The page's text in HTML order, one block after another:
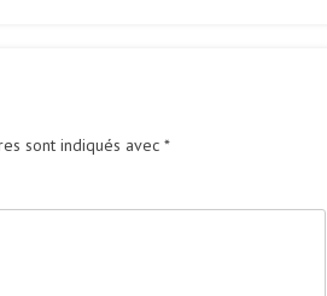
sont indiqués avec *